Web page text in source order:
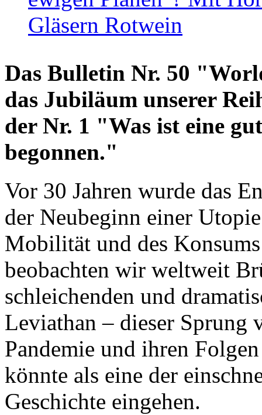
Gläsern Rotwein
Das Bulletin Nr. 50
das Jubiläum unserer
der Nr. 1 "Was ist eine
begonnen."
Vor 30 Jahren wurde das
der Neubeginn einer
Mobilität und des
beobachten wir weltweit
schleichenden und
Leviathan – dieser Sprung
Pandemie und ihren
könnte als eine der
Geschichte eingehen.